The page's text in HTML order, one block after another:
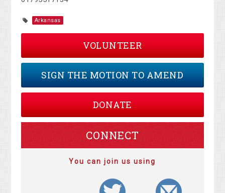
Arkansas
VOLUNTEER
SIGN THE MOTION TO AMEND
DONATE
CONNECT
You can join us using